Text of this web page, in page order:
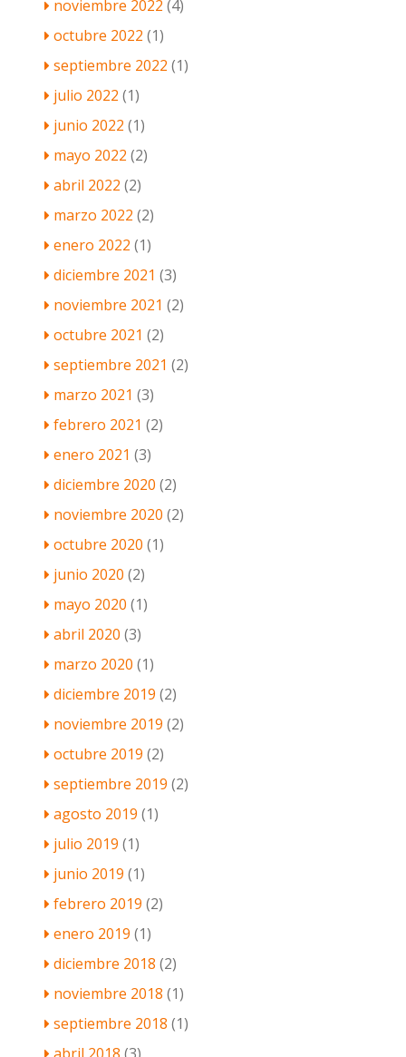
noviembre 2022 (4)
octubre 2022 (1)
septiembre 2022 (1)
julio 2022 (1)
junio 2022 (1)
mayo 2022 (2)
abril 2022 (2)
marzo 2022 (2)
enero 2022 (1)
diciembre 2021 (3)
noviembre 2021 (2)
octubre 2021 (2)
septiembre 2021 (2)
marzo 2021 (3)
febrero 2021 (2)
enero 2021 (3)
diciembre 2020 (2)
noviembre 2020 (2)
octubre 2020 (1)
junio 2020 (2)
mayo 2020 (1)
abril 2020 (3)
marzo 2020 (1)
diciembre 2019 (2)
noviembre 2019 (2)
octubre 2019 (2)
septiembre 2019 (2)
agosto 2019 (1)
julio 2019 (1)
junio 2019 (1)
febrero 2019 (2)
enero 2019 (1)
diciembre 2018 (2)
noviembre 2018 (1)
septiembre 2018 (1)